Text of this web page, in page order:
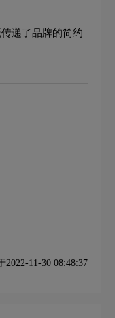
递了品牌的简约
2022-11-30 08:48:37